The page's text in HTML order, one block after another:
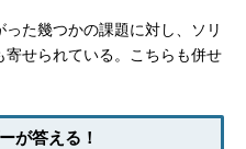
た幾つかの課題に対し、ソリ
寄せられている。こちらも併せ
が答える！